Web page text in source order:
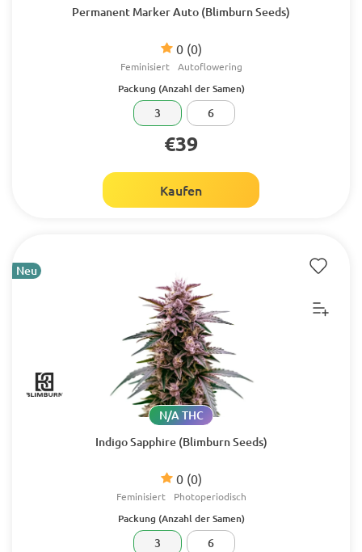
Permanent Marker Auto (Blimburn Seeds)
0 (0)
Feminisiert Autoflowering
Packung (Anzahl der Samen)
3 6
€39
Kaufen
Neu
Indigo Sapphire (Blimburn Seeds)
0 (0)
N/A THC
Feminisiert Photoperiodisch
Packung (Anzahl der Samen)
3 6